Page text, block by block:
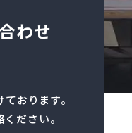
わせ
おります。
ださい。